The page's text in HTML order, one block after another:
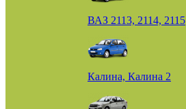
ВАЗ 2113, 2114, 2115
Калина, Калина 2